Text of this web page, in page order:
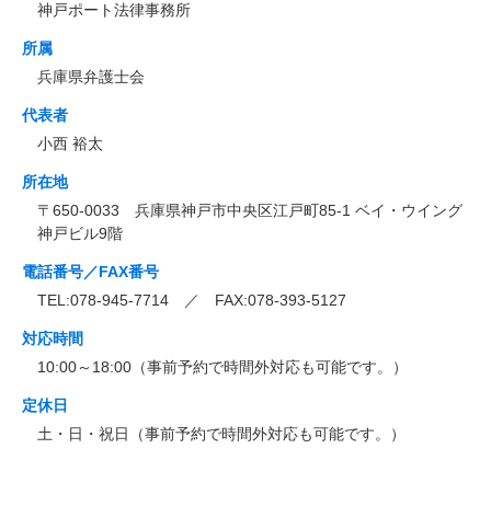
神戸ポート法律事務所
所属
兵庫県弁護士会
代表者
小西 裕太
所在地
〒650-0033 兵庫県神戸市中央区江戸町85-1 ベイ・ウイング
神戸ビル9階
電話番号／FAX番号
TEL:078-945-7714 ／ FAX:078-393-5127
対応時間
10:00～18:00（事前予約で時間外対応も可能です。）
定休日
土・日・祝日（事前予約で時間外対応も可能です。）